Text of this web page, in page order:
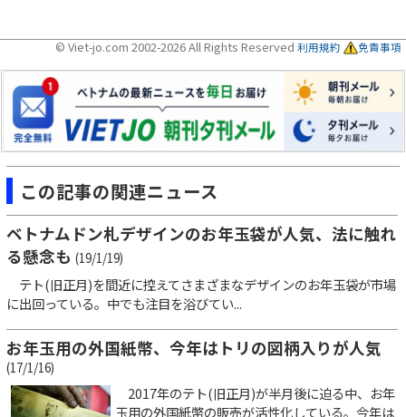
© Viet-jo.com 2002-2026 All Rights Reserved 利用規約 免責事項
この記事の関連ニュース
ベトナムドン札デザインのお年玉袋が人気、法に触れ
る懸念も (19/1/19)
テト(旧正月)を間近に控えてさまざまなデザインのお年玉袋が市場
に出回っている。中でも注目を浴びてい...
お年玉用の外国紙幣、今年はトリの図柄入りが人気
(17/1/16)
2017年のテト(旧正月)が半月後に迫る中、お年
玉用の外国紙幣の販売が活性化している。今年は